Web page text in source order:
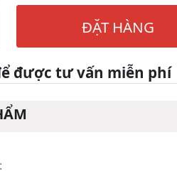
ĐẶT HÀNG
được tư vấn miễn phí